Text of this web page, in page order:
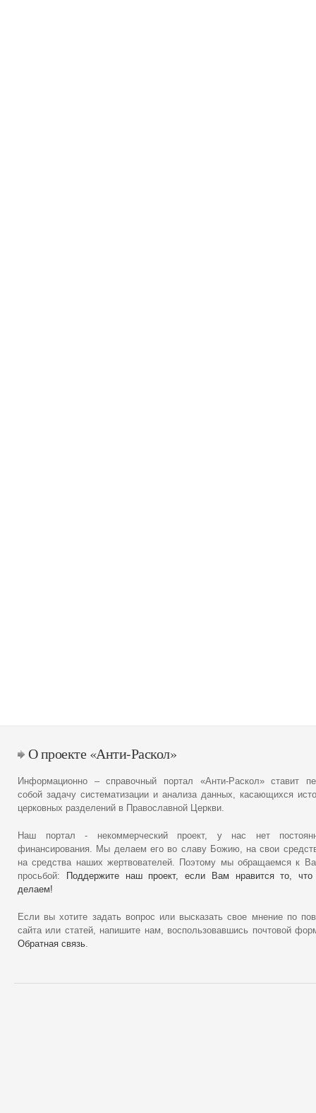
О проекте «Анти-Раскол»
Информационно – справочный портал «Анти-Раскол» ставит
собой задачу систематизации и анализа данных, касающихся
церковных разделений в Православной Церкви.
Наш портал - некоммерческий проект, у нас нет
финансирования. Мы делаем его во славу Божию, на свои
на средства наших жертвователей. Поэтому мы обращаемся к
просьбой:
Поддержите наш проект, если Вам нравится то,
делаем!
Если вы хотите задать вопрос или высказать свое мнение по
сайта или статей, напишите нам, воспользовавшись почтовой
Обратная связь.